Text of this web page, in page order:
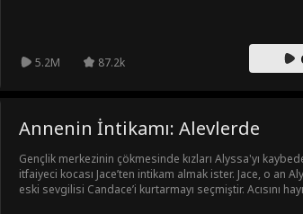
5.2M 87.2k
Annenin İntikamı: Alevlerde
Gençlik merkezinin çökmesinde kızları Alyssa'yı
itfaiyeci kocası Jace’ten intikam almak ister. Jace, o an
eski sevgilisi Candace’i kurtarmayı seçmiştir. Acısını